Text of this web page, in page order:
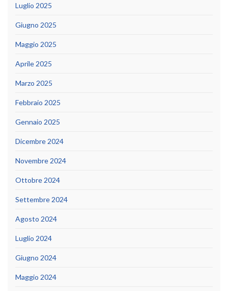
Luglio 2025
Giugno 2025
Maggio 2025
Aprile 2025
Marzo 2025
Febbraio 2025
Gennaio 2025
Dicembre 2024
Novembre 2024
Ottobre 2024
Settembre 2024
Agosto 2024
Luglio 2024
Giugno 2024
Maggio 2024